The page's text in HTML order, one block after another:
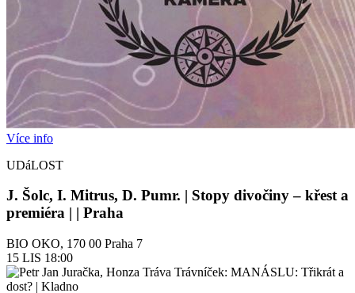
Více info
UDáLOST
J. Šolc, I. Mitrus, D. Pumr. | Stopy divočiny – křest a
premiéra | | Praha
BIO OKO, 170 00 Praha 7
15 LIS 18:00